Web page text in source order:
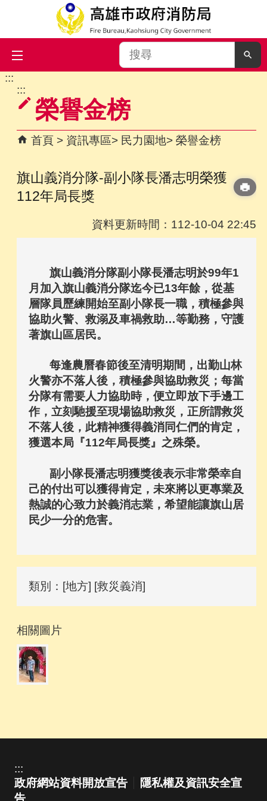
跳到主要內容區塊
搜
尋
:::
:::
榮譽金榜
首頁 資訊專區 民力園地 榮譽金榜
旗山義消分隊-副小隊長潘志明榮獲
112年局長獎
資料更新時間：112-10-04 22:45
旗山義消分隊副小隊長潘志明於99年1
月加入旗山義消分隊迄今已13年餘，從基
層隊員歷練開始至副小隊長一職，積極參與
協助火警、救溺及車禍救助…等勤務，守護
著旗山區居民。
每逢農曆春節後至清明期間，出勤山林
火警亦不落人後，積極參與協助救災；每當
分隊有需要人力協助時，便立即放下手邊工
作，立刻馳援至現場協助救災，正所謂救災
不落人後，此精神獲得義消同仁們的肯定，
獲選本局『112年局長獎』之殊榮。
副小隊長潘志明獲獎後表示非常榮幸自
己的付出可以獲得肯定，未來將以更專業及
熱誠的心致力於義消志業，希望能讓旗山居
民少一分的危害。
類別：[地方] [救災義消]
相關圖片
:::
政府網站資料開放宣告
隱私權及資訊安全宣
告